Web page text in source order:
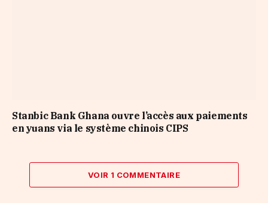
Stanbic Bank Ghana ouvre l’accès aux paiements
en yuans via le système chinois CIPS
VOIR 1 COMMENTAIRE